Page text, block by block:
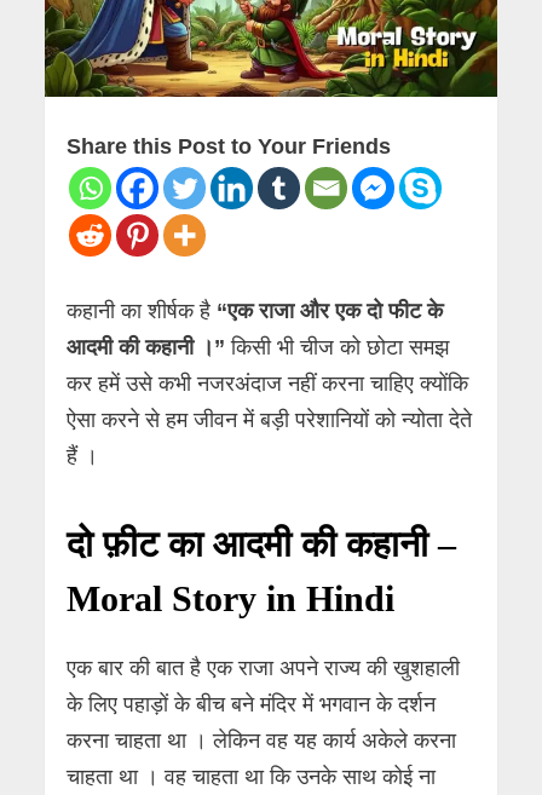
Share this Post to Your Friends
कहानी का शीर्षक है “एक राजा और एक दो फीट के
आदमी की कहानी ।”किसी भी चीज को छोटा समझ
कर हमें उसे कभी नजरअंदाज नहीं करना चाहिए क्योंकि
ऐसा करने से हम जीवन में बड़ी परेशानियों को न्योता देते
हैं ।
दो फ़ीट का आदमी की कहानी –
Moral Story in Hindi
एक बार की बात है एक राजा अपने राज्य की खुशहाली
के लिए पहाड़ों के बीच बने मंदिर में भगवान के दर्शन
करना चाहता था । लेकिन वह यह कार्य अकेले करना
चाहता था । वह चाहता था कि उनके साथ कोई ना